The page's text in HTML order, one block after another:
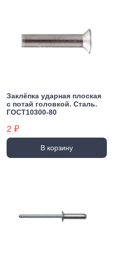
Заклёпка ударная плоская
с потай головкой. Сталь.
ГОСТ10300-80
2 ₽
В корзину